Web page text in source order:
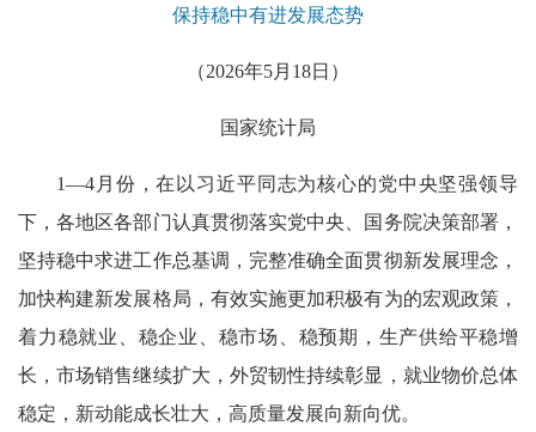
保持稳中有进发展态势
（2026年5月18日）
国家统计局
1—4月份，在以习近平同志为核心的党中央坚强领导
下，各地区各部门认真贯彻落实党中央、国务院决策部署，
坚持稳中求进工作总基调，完整准确全面贯彻新发展理念，
加快构建新发展格局，有效实施更加积极有为的宏观政策，
着力稳就业、稳企业、稳市场、稳预期，生产供给平稳增
长，市场销售继续扩大，外贸韧性持续彰显，就业物价总体
稳定，新动能成长壮大，高质量发展向新向优。